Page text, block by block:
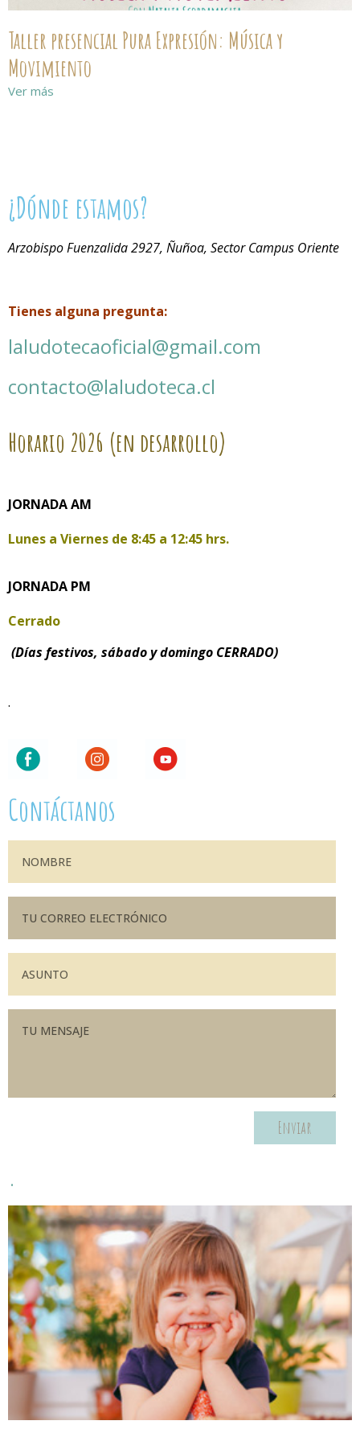
Taller presencial Pura Expresión: Música y
Movimiento
Ver más
¿Dónde estamos?
Arzobispo Fuenzalida 2927, Ñuñoa, Sector Campus Oriente
Tienes alguna pregunta:
laludotecaoficial@gmail.com
contacto@laludoteca.cl
Horario 2026 (en desarrollo)
JORNADA AM
Lunes a Viernes de 8:45 a 12:45 hrs.
JORNADA PM
Cerrado
(Días festivos, sábado y domingo CERRADO)
.
Contáctanos
Enviar
.